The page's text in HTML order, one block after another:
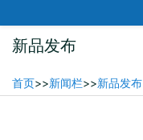
新品发布
首页>>新闻栏>>新品发布